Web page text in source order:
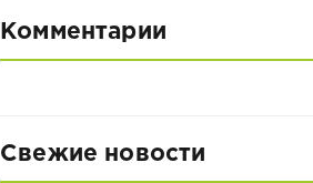
Комментарии
Свежие новости